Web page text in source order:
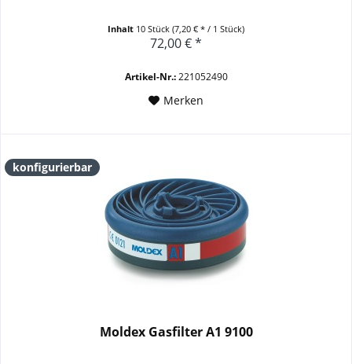
Inhalt 10 Stück(7,20 € * / 1 Stück)
72,00 € *
Artikel-Nr.:221052490
Merken
konfigurierbar
Moldex Gasfilter A1 9100